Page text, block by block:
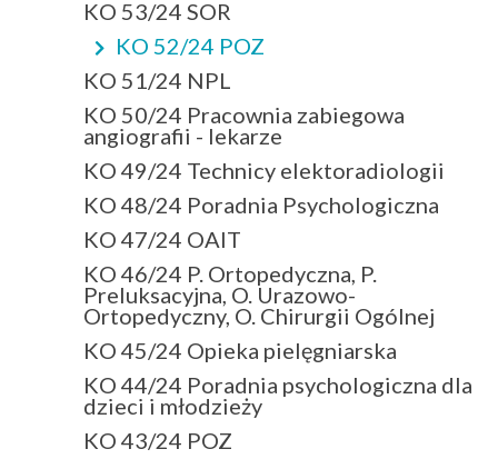
KO 53/24 SOR
KO 52/24 POZ
KO 51/24 NPL
KO 50/24 Pracownia zabiegowa
angiografii - lekarze
KO 49/24 Technicy elektoradiologii
KO 48/24 Poradnia Psychologiczna
KO 47/24 OAIT
KO 46/24 P. Ortopedyczna, P.
Preluksacyjna, O. Urazowo-
Ortopedyczny, O. Chirurgii Ogólnej
KO 45/24 Opieka pielęgniarska
KO 44/24 Poradnia psychologiczna dla
dzieci i młodzieży
KO 43/24 POZ